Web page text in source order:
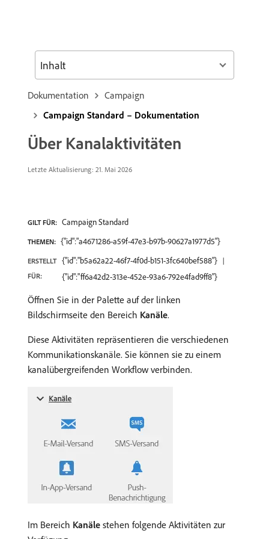
Dokumentation
Campaign
Campaign Standard – Dokumentation
Über Kanalaktivitäten
Letzte Aktualisierung: 21. Mai 2026
GILT FÜR: Campaign Standard
THEMEN: {"id":"a4671286-a59f-47e3-b97b-90627a1977d5"}
ERSTELLT
FÜR:
{"id":"b5a62a22-46f7-4f0d-b151-3fc640bef588"}
{"id":"ff6a42d2-313e-452e-93a6-792e4fad9ff8"}
Öffnen Sie in der Palette auf der linken
Bildschirmseite den Bereich Kanäle.
Diese Aktivitäten repräsentieren die verschiedenen
Kommunikationskanäle. Sie können sie zu einem
kanalübergreifenden Workflow verbinden.
Im Bereich Kanäle stehen folgende Aktivitäten zur
Inhalt